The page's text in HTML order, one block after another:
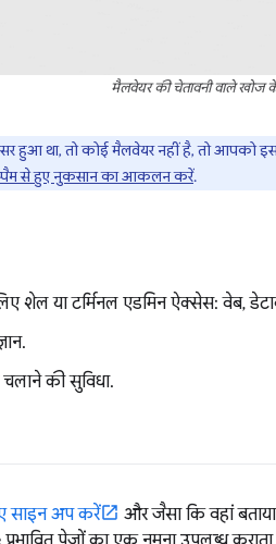
मैलवेयर की चेतावनी वाले खोज
हुआ था, तो कोई मैलवेयर नहीं है, तो आपको
से हुए नुकसान का आकलन करें.
शेल या टर्मिनल एडमिन ऐक्सेस: वेब,
की सुविधा.
साइन अप करें
और जैसा कि वहां